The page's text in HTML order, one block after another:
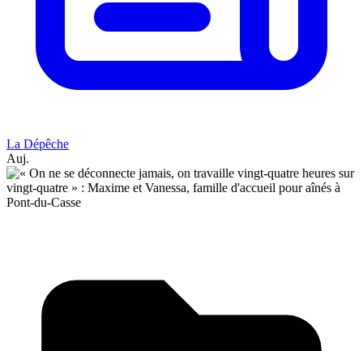
La Dépêche
Auj.